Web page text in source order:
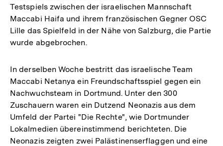
Testspiels zwischen der israelischen Mannschaft
Maccabi Haifa und ihrem französischen Gegner OSC
Lille das Spielfeld in der Nähe von Salzburg, die Partie
wurde abgebrochen.
In derselben Woche bestritt das israelische Team
Maccabi Netanya ein Freundschaftsspiel gegen ein
Nachwuchsteam in Dortmund. Unter den 300
Zuschauern waren ein Dutzend Neonazis aus dem
Umfeld der Partei "Die Rechte", wie Dortmunder
Lokalmedien übereinstimmend berichteten. Die
Neonazis zeigten zwei Palästinenserflaggen und eine